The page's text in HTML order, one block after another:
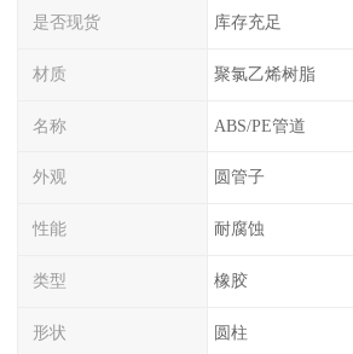
是否现货 库存充足
材质 聚氯乙烯树脂
名称 ABS/PE管道
外观 圆管子
性能 耐腐蚀
类型 橡胶
形状 圆柱